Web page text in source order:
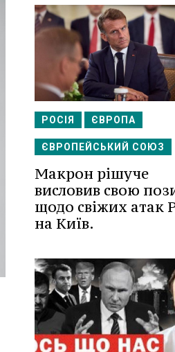
РОСІЯ ЄВРОПА
ЄВРОПЕЙСЬКИЙ СОЮЗ
Макрон рішуче
висловив свою
щодо свіжих атак
на Київ.